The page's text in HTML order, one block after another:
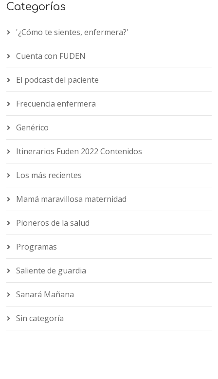
Categorías
'¿Cómo te sientes, enfermera?'
Cuenta con FUDEN
El podcast del paciente
Frecuencia enfermera
Genérico
Itinerarios Fuden 2022 Contenidos
Los más recientes
Mamá maravillosa maternidad
Pioneros de la salud
Programas
Saliente de guardia
Sanará Mañana
Sin categoría